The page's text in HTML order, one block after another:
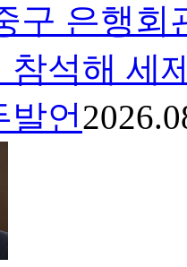
구 은행회
참석해 세
발언